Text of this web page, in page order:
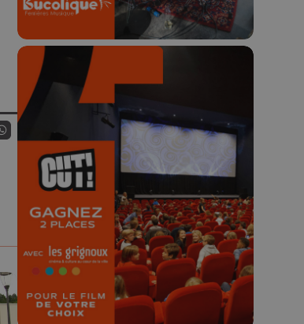
sur FaceBook
sur LinkedIn
Partagez sur Whatsapp
🎬 Concours CUT x
Les Grignoux ✨
Concours permanent - 2 places à
gagner chaque semaine !